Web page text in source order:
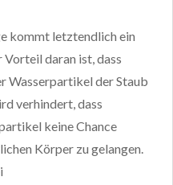
kommt letztendlich ein
Vorteil daran ist, dass
Wasserpartikel der Staub
verhindert, dass
keine Chance
Körper zu gelangen.